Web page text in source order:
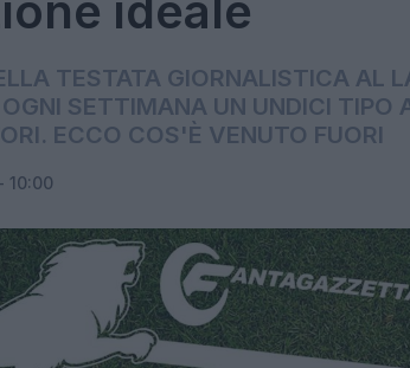
TESTATA GIORNALISTICA AL
SETTIMANA UN UNDICI TIPO
ECCO COS'È VENUTO FUORI
10:00